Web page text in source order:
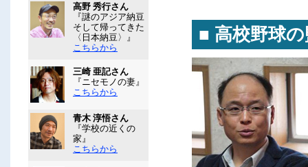
高野 秀行さん
『謎のアジア納豆
そして帰ってきた
〈日本納豆〉』
こちらから
三崎 亜記さん
『ニセモノの妻』
こちらから
青木 淳悟さん
『学校の近くの
家』
こちらから
■ 高校野球